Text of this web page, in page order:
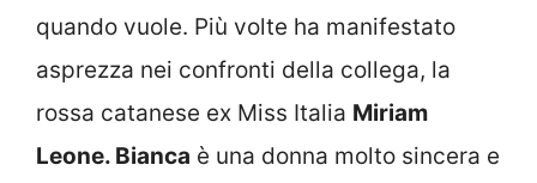
quando vuole. Più volte ha manifestato
asprezza nei confronti della collega, la
rossa catanese ex Miss Italia Miriam
Leone. Bianca è una donna molto sincera e